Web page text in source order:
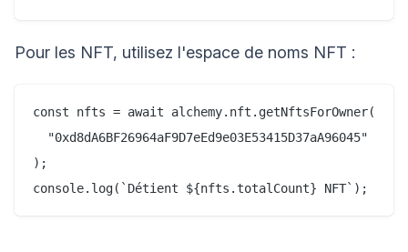
Pour les NFT, utilisez l'espace de noms NFT :
const nfts = await alchemy.nft.getNftsForOwner(
  "0xd8dA6BF26964aF9D7eEd9e03E53415D37aA96045"
);